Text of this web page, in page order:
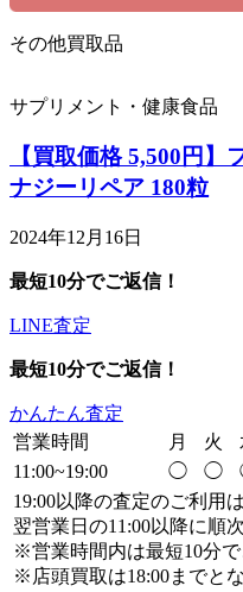
その他買取品
サプリメント・健康食品
【買取価格 5,500円
ナジーリペア 180粒
2024年12月16日
最短10分でご返信！
LINE査定
最短10分でご返信！
かんたん査定
営業時間
月 火
11:00~19:00
◯ ◯
19:00以降の査定のご利用は
翌営業日の11:00以降に順
※営業時間内は最短10分
※店頭買取は18:00までと